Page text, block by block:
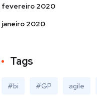
fevereiro 2020
janeiro 2020
Tags
#bi #GP agile